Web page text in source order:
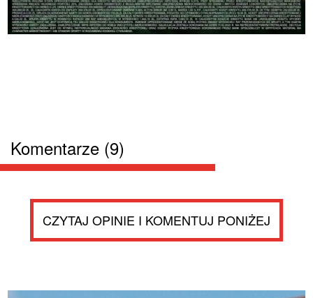
Komentarze (9)
CZYTAJ OPINIE I KOMENTUJ PONIŻEJ